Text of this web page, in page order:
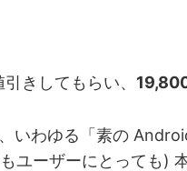
きしてもらい、
いわゆる「素の
ーザーにとっても)